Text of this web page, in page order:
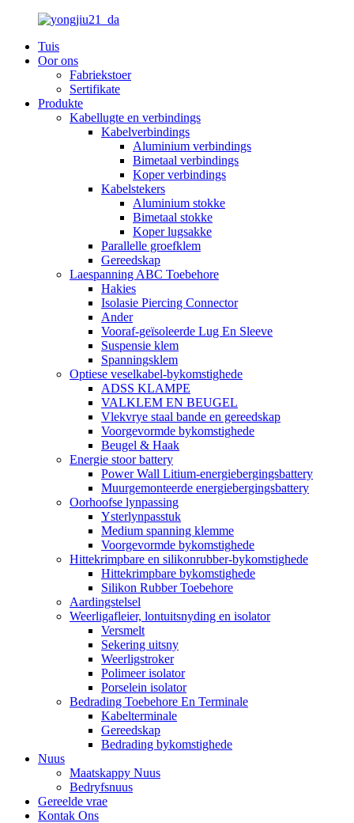
Tuis
Oor ons
Fabriekstoer
Sertifikate
Produkte
Kabellugte en verbindings
Kabelverbindings
Aluminium verbindings
Bimetaal verbindings
Koper verbindings
Kabelstekers
Aluminium stokke
Bimetaal stokke
Koper lugsakke
Parallelle groefklem
Gereedskap
Laespanning ABC Toebehore
Hakies
Isolasie Piercing Connector
Ander
Vooraf-geïsoleerde Lug En Sleeve
Suspensie klem
Spanningsklem
Optiese veselkabel-bykomstighede
ADSS KLAMPE
VALKLEM EN BEUGEL
Vlekvrye staal bande en gereedskap
Voorgevormde bykomstighede
Beugel & Haak
Energie stoor battery
Power Wall Litium-energiebergingsbattery
Muurgemonteerde energiebergingsbattery
Oorhoofse lynpassing
Ysterlynpasstuk
Medium spanning klemme
Voorgevormde bykomstighede
Hittekrimpbare en silikonrubber-bykomstighede
Hittekrimpbare bykomstighede
Silikon Rubber Toebehore
Aardingstelsel
Weerligafleier, lontuitsnyding en isolator
Versmelt
Sekering uitsny
Weerligstroker
Polimeer isolator
Porselein isolator
Bedrading Toebehore En Terminale
Kabelterminale
Gereedskap
Bedrading bykomstighede
Nuus
Maatskappy Nuus
Bedryfsnuus
Gereelde vrae
Kontak Ons